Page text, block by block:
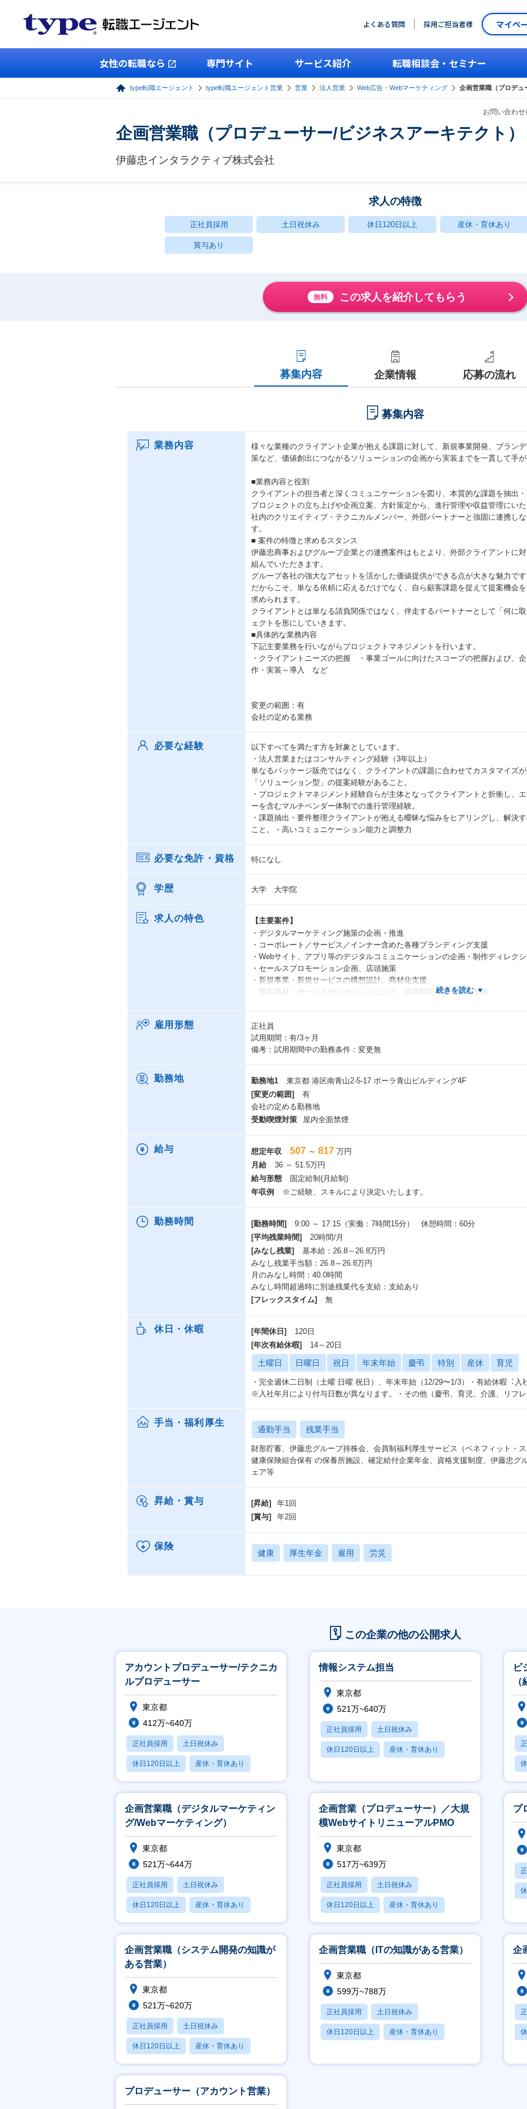
よくある質問 採用ご担当者様 マイペ
女性の転職なら 専門サイト サービス紹介 転職相談会・セミナー
type転職エージェント type転職エージェント営業 営業 法人営業 Web広告・Webマーケティング 企画営業職（プロデュ
お問い合わ
企画営業職（プロデューサー/ビジネスアーキテクト）
伊藤忠インタラクティブ株式会社
求人の特徴
正社員採用 土日祝休み 休日120日以上 産休・育休あり
賞与あり
無料 この求人を紹介してもらう
募集内容 企業情報 応募の流れ
募集内容
業務内容
様々な業種のクライアント企業が抱える課題に対して、新規事業開発、ブラン
策など、価値創出につながるソリューションの企画から実装までを一貫して手が
■業務内容と役割
クライアントの担当者と深くコミュニケーションを図り、本質的な課題を抽出・
プロジェクトの立ち上げや企画立案、方針策定から、進行管理や収益管理にいた
社内のクリエイティブ・テクニカルメンバー、外部パートナーと強固に連携し
す。
■ 案件の特徴と求めるスタンス
伊藤忠商事およびグループ企業との連携案件はもとより、外部クライアントに
組んでいただきます。
グループ各社の強大なアセットを活かした価値提供ができる点が大きな魅力です
だからこそ、単なる依頼に応えるだけでなく、自ら顧客課題を捉えて提案機会
求められます。
クライアントとは単なる請負関係ではなく、伴走するパートナーとして「何に
ェクトを形にしていきます。
■具体的な業務内容
下記主要業務を行いながらプロジェクトマネジメントを行います。
・クライアントニーズの把握 ・事業ゴールに向けたスコープの把握および、
作・実装～導入 など
変更の範囲：有
会社の定める業務
必要な経験
以下すべてを満たす方を対象としています。
・法人営業またはコンサルティング経験（3年以上）
単なるパッケージ販売ではなく、クライアントの課題に合わせてカスタマイズ
「ソリューション型」の提案経験があること。
・プロジェクトマネジメント経験自らが主体となってクライアントと折衝し、
ーを含むマルチベンダー体制での進行管理経験。
・課題抽出・要件整理クライアントが抱える曖昧な悩みをヒアリングし、解決
こと。・高いコミュニケーション能力と調整力
必要な免許・資格 特になし
学歴 大学 大学院
求人の特色
【主要案件】
・デジタルマーケティング施策の企画・推進
・コーポレート／サービス／インナー含めた各種ブランディング支援
・Webサイト、アプリ等のデジタルコミュニケーションの企画・制作ディレク
・セールスプロモーション企画、店頭施策
・新規事業・新規サービスの構想設計、商材化支援
・既存商材・サービスのリポジショニング、販路開拓、営業企画支援
【ポイント】
①直クライアント案件を中心に、上流から下流まで伴走しながら、自分の強みを
構想や方針整理といった上流フェーズから、施策の実行・運用まで一貫して関
と伴走しながらプロジェクトを推進できます。
また、案件への入り方や価値の出し方が一つに決まっているわけではなく、こ
活かしながら、
自身の強みを発揮できる点もこのポジションの特徴です。
②クリエイティブを軸に、新しい価値づくりに挑戦できる
ビジネスやテクノロジーの視点も掛け合わせた提案を行っています。
社内のクリエイティブ・テクニカルメンバーとの連携はもちろん、社外パート
ークも活用しながら、
③安定した基盤と、柔軟に挑戦できる環境の両方がある
伊藤忠グループの信頼と事業基盤を活かし、幅広い業界・業種のクライアント
安定した環境の中で働ける一方、ゼロから事業やプロジェクトを立ち上げる機
ベンチャーのような柔軟さやスピード感を持って挑戦できる点も魅力です。プ
合えるため、常に新鮮さを持って取り組めます。
雇用形態
正社員
試用期間：有/3ヶ月
備考：試用期間中の勤務条件：変更無
勤務地 勤務地1
東京都 港区南青山2-5-17 ポーラ青山ビルディング4F
[変更の範囲]
有
会社の定める勤務地
受動喫煙対策
屋内全面禁煙
給与 想定年収 507 ～ 817 万円
月給
36 ～ 51.5万円
給与形態
固定給制(月給制)
年収例
※ご経験、スキルにより決定いたします。
勤務時間 [勤務時間]
9:00 ～ 17:15（実働：7時間15分） 休憩時間：60分
[平均残業時間]
20時間/月
[みなし残業]
基本給：26.8～26.8万円
みなし残業手当額：26.8～26.8万円
月のみなし時間：40.0時間
みなし時間超過時に別途残業代を支給：支給あり
[フレックスタイム]
無
休日・休暇 [年間休日]
120日
[年次有給休暇]
14～20日
土曜日 日曜日 祝日 年末年始 慶弔 特別 産休 育児
・完全週休⼆⽇制（⼟曜 ⽇曜 祝⽇）、年末年始（12/29〜1/3）・有給休暇︓⼊
※⼊社年⽉により付与⽇数が異なります。・その他（慶弔、育児、介護、リフレ
手当・福利厚生
通勤手当 残業手当
財形貯蓄、伊藤忠グループ持株会、会員制福利厚⽣サービス（ベネフィット・
健康保険組合保有 の保養所施設、確定給付企業年⾦、資格⽀援制度、伊藤忠グ
ェア等
昇給・賞与 [昇給]
年1回
[賞与]
年2回
保険
健康 厚生年金 雇用 労災
この企業の他の公開求人
アカウントプロデューサー/テクニカ
ルプロデューサー
東京都
412万~640万
正社員採用 土日祝休み
休日120日以上 産休・育休あり
月残業20時間以内
情報システム担当
東京都
521万~640万
正社員採用 土日祝休み
休日120日以上 産休・育休あり
ビ
営
企画営業職（デジタルマーケティン
グ/Webマーケティング）
東京都
521万~644万
正社員採用 土日祝休み
休日120日以上 産休・育休あり
月残業20時間以内
企画営業（プロデューサー）／大規
模WebサイトリニューアルPMO
東京都
517万~639万
正社員採用 土日祝休み
休日120日以上 産休・育休あり
月残業20時間以内
プ
企画営業職（システム開発の知識が
ある営業）
東京都
521万~620万
正社員採用 土日祝休み
休日120日以上 産休・育休あり
月残業20時間以内
企画営業職（ITの知識がある営業）
東京都
599万~788万
正社員採用 土日祝休み
休日120日以上 産休・育休あり
企
プロデューサー（アカウント営業）